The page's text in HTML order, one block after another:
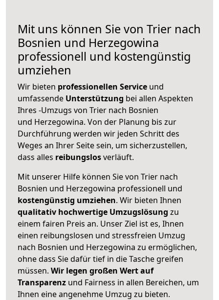
Mit uns können Sie von Trier nach
Bosnien und Herzegowina
professionell und kostengünstig
umziehen
Wir bieten professionellen Service und
umfassende Unterstützung bei allen Aspekten
Ihres -Umzugs von Trier nach Bosnien
und Herzegowina. Von der Planung bis zur
Durchführung werden wir jeden Schritt des
Weges an Ihrer Seite sein, um sicherzustellen,
dass alles reibungslosverläuft.
Mit unserer Hilfe können Sie von Trier nach
Bosnien und Herzegowina professionell und
kostengünstig umziehen. Wir bieten Ihnen
qualitativ hochwertige Umzugslösung zu
einem fairen Preis an. Unser Ziel ist es, Ihnen
einen reibungslosen und stressfreien Umzug
nach Bosnien und Herzegowina zu ermöglichen,
ohne dass Sie dafür tief in die Tasche greifen
müssen. Wir legen großen Wert auf
Transparenz und Fairness in allen Bereichen, um
Ihnen eine angenehme Umzug zu bieten.